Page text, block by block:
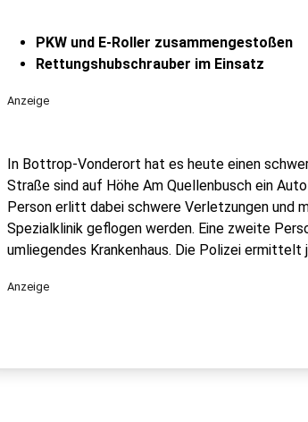
PKW und E-Roller zusammengestoßen
Rettungshubschrauber im Einsatz
Anzeige
In Bottrop-Vonderort hat es heute einen
Straße sind auf Höhe Am Quellenbusch ein
Person erlitt dabei schwere Verletzungen und
Spezialklinik geflogen werden. Eine zweite
umliegendes Krankenhaus. Die Polizei
Anzeige